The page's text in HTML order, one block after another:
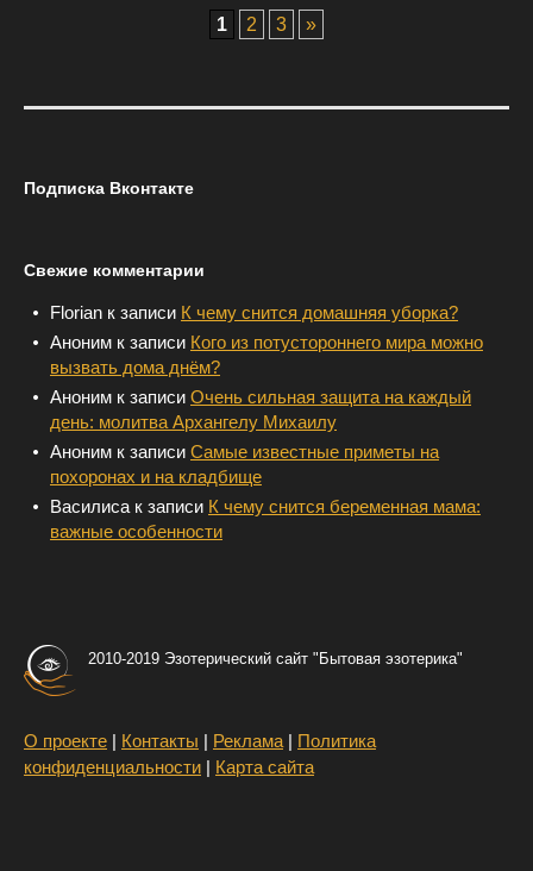
T
A
G
A
T
O
1 2 3 »
Подписка Вконтакте
Свежие комментарии
Florian к записи К чему снится домашняя уборка?
Аноним к записи Кого из потустороннего мира можно
вызвать дома днём?
Аноним к записи Очень сильная защита на каждый
день: молитва Архангелу Михаилу
Аноним к записи Самые известные приметы на
похоронах и на кладбище
Василиса к записи К чему снится беременная мама:
важные особенности
2010-2019 Эзотерический сайт "Бытовая эзотерика"
О проекте | Контакты | Реклама | Политика
конфиденциальности | Карта сайта